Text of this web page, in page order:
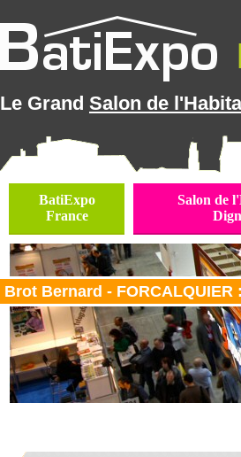
Le Grand Salon de
BatiExpo
France
Salon de
Brot Bernard - FORCALQUIER